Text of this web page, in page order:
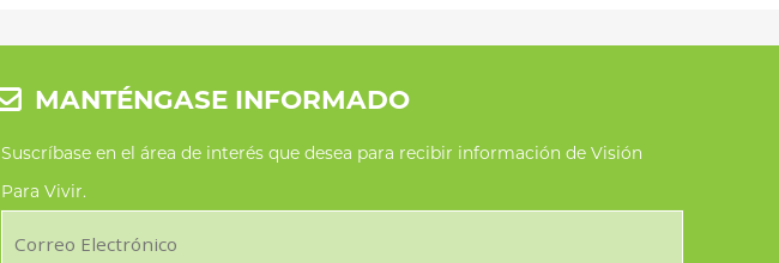
MANTÉNGASE INFORMADO
Suscríbase en el área de interés que desea para recibir información de Visión
Para Vivir.